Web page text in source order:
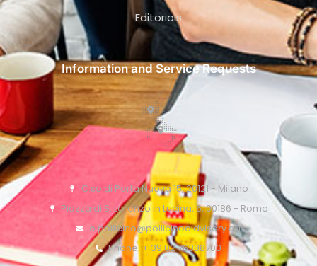
Editorials
Information and Service Requests
C.so di Porta Nuova 15, 20121 - Milano
Piazza di S. Lorenzo in Lucina, 6, 00186 - Rome
o.pollicino@pollicinoaidvisory.eu
Phone: + 39 02 76388700